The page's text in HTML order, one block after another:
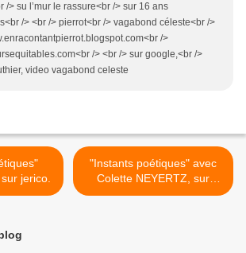
/> su l’mur le rassure<br /> sur 16 ans
/> <br /> pierrot<br /> vagabond céleste<br />
/>
/> <br /> sur google,<br />
video vagabond celeste
jerico.
"Instants poétiques" avec
Colette NEYERTZ, sur
jerico >